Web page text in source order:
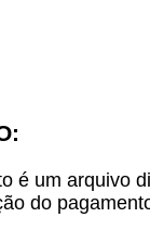
é um arquivo
do